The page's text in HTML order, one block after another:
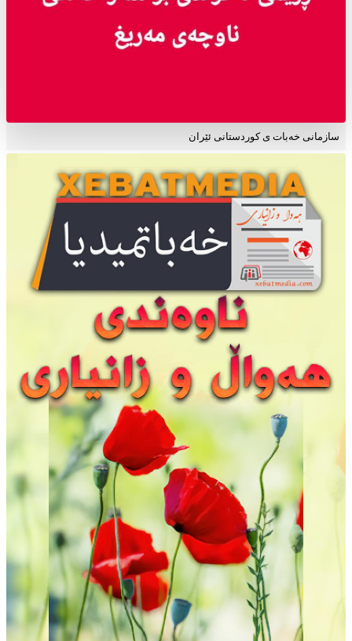
سازمانی خەبات ی کوردستانی ئێران